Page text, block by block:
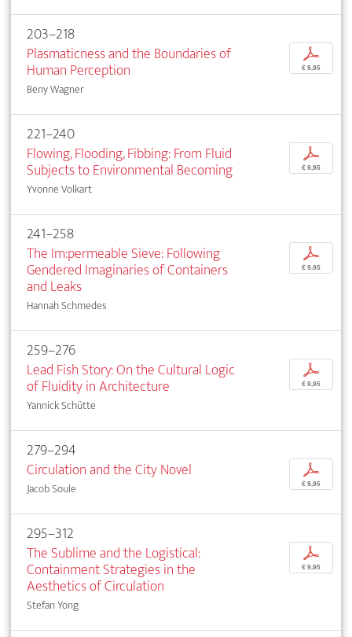
203–218
Plasmaticness and the Boundaries of
Human Perception
Beny Wagner
p
€ 9,95
221–240
Flowing, Flooding, Fibbing: From Fluid
Subjects to Environmental Becoming
Yvonne Volkart
p
€ 9,95
241–258
The Im:permeable Sieve: Following
Gendered Imaginaries of Containers
and Leaks
Hannah Schmedes
p
€ 9,95
259–276
Lead Fish Story: On the Cultural Logic
of Fluidity in Architecture
Yannick Schütte
p
€ 9,95
279–294
Circulation and the City Novel
Jacob Soule
p
€ 9,95
295–312
The Sublime and the Logistical:
Containment Strategies in the
Aesthetics of Circulation
Stefan Yong
p
€ 9,95